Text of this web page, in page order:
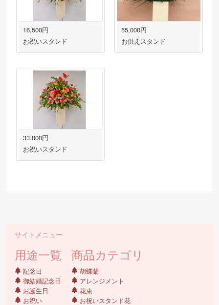
16,500円
お祝いスタンド
55,000円
お供えスタンド
33,000円
お祝いスタンド
サイトメニュー
用途一覧
記念日
御結婚記念日
お誕生日
お祝い
商品カテゴリ
胡蝶蘭
アレンジメント
花束
お祝いスタンド花